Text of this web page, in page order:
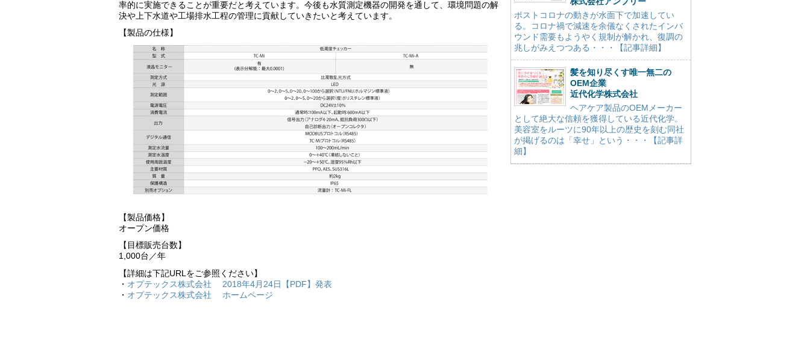
率的に実施できることが重要だと考えています。今後も水質測定機器の開発を通して、環境問題の解
決や上下水道や工場排水工程の管理に貢献していきたいと考えています。
【製品の仕様】
【製品価格】
オープン価格
【目標販売台数】
1,000台／年
【詳細は下記URLをご参照ください】
・ オプテックス株式会社 2018年4月24日【PDF】発表
・ オプテックス株式会社 ホームページ
ポストコロナの動きが水面下で加速してい
る。コロナ禍で減速を余儀なくされたインバ
ウンド需要もようやく規制が解かれ、復調の
兆しがみえつつある・・・【記事詳細】
髪を知り尽くす唯一無二の
OEM企業
近代化学株式会社
ヘアケア製品のOEMメーカー
として絶大な信頼を獲得している近代化学。
美容室をルーツに90年以上の歴史を刻む同社
が掲げるのは「幸せ」という・・・【記事詳
細】